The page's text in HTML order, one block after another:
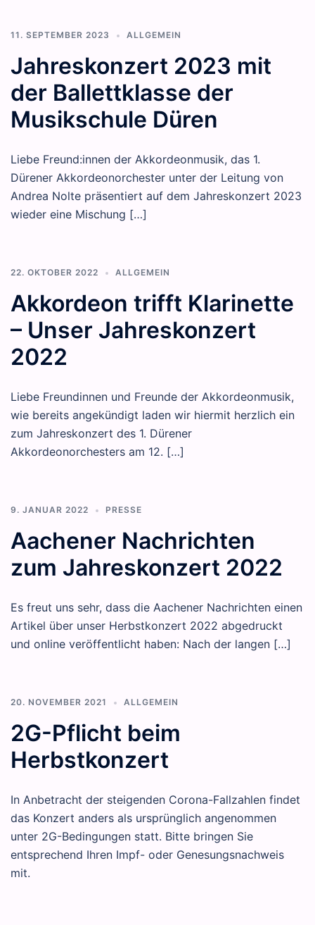
11. SEPTEMBER 2023 ALLGEMEIN
Jahreskonzert 2023 mit
der Ballettklasse der
Musikschule Düren
Liebe Freund:innen der Akkordeonmusik, das 1.
Dürener Akkordeonorchester unter der Leitung von
Andrea Nolte präsentiert auf dem Jahreskonzert 2023
wieder eine Mischung […]
22. OKTOBER 2022 ALLGEMEIN
Akkordeon trifft Klarinette
– Unser Jahreskonzert
2022
Liebe Freundinnen und Freunde der Akkordeonmusik,
wie bereits angekündigt laden wir hiermit herzlich ein
zum Jahreskonzert des 1. Dürener
Akkordeonorchesters am 12. […]
9. JANUAR 2022 PRESSE
Aachener Nachrichten
zum Jahreskonzert 2022
Es freut uns sehr, dass die Aachener Nachrichten einen
Artikel über unser Herbstkonzert 2022 abgedruckt
und online veröffentlicht haben: Nach der langen […]
20. NOVEMBER 2021 ALLGEMEIN
2G-Pflicht beim
Herbstkonzert
In Anbetracht der steigenden Corona-Fallzahlen findet
das Konzert anders als ursprünglich angenommen
unter 2G-Bedingungen statt. Bitte bringen Sie
entsprechend Ihren Impf- oder Genesungsnachweis
mit.